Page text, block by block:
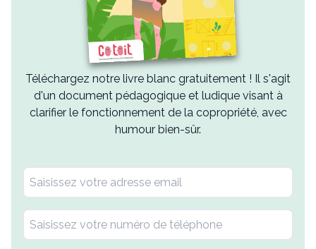
Téléchargez notre livre blanc gratuitement ! Il s'agit
d'un document pédagogique et ludique visant à
clarifier le fonctionnement de la copropriété, avec
humour bien-sûr.